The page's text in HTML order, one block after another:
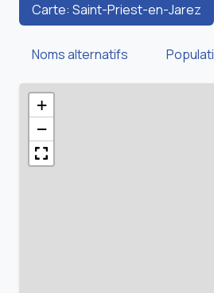
Carte: Saint-Priest-en-Jarez
Noms alternatifs
+
−